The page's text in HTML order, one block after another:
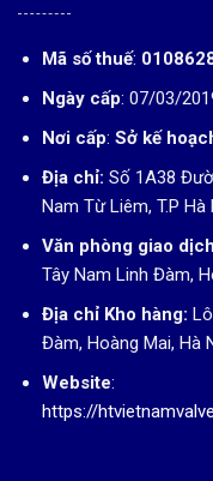
Mã số thuế:
Ngày cấp: 07/03/
Nơi cấp: Sở kế
Địa chỉ: Số 1A38
Nam Từ Liêm, T.P Hà
Văn phòng giao
Tây Nam Linh Đàm,
Địa chỉ Kho hàng:
Đàm, Hoàng Mai, Hà
Website:
https://